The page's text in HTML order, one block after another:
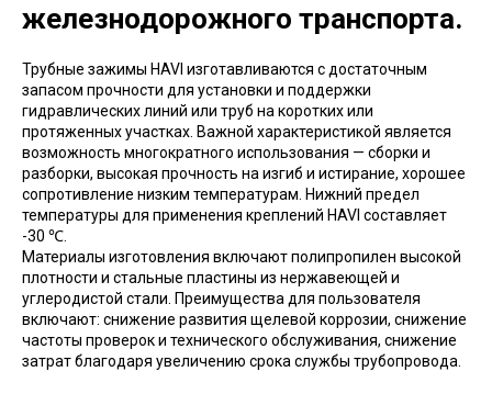
железнодорожного транспорта.
Трубные зажимы HAVI изготавливаются с достаточным
запасом прочности для установки и поддержки
гидравлических линий или труб на коротких или
протяженных участках. Важной характеристикой является
возможность многократного использования — сборки и
разборки, высокая прочность на изгиб и истирание, хорошее
сопротивление низким температурам. Нижний предел
температуры для применения креплений HAVI составляет
-30 ℃.
Материалы изготовления включают полипропилен высокой
плотности и стальные пластины из нержавеющей и
углеродистой стали. Преимущества для пользователя
включают: снижение развития щелевой коррозии, снижение
частоты проверок и технического обслуживания, снижение
затрат благодаря увеличению срока службы трубопровода.